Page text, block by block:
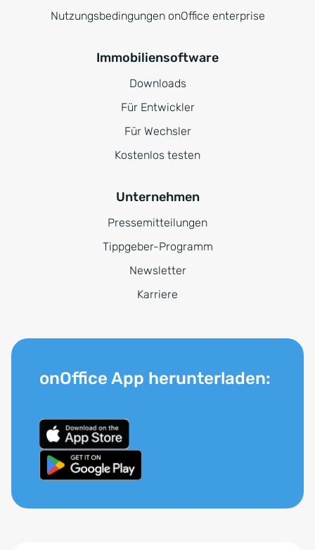
Nutzungsbedingungen onOffice enterprise
Immobiliensoftware
Downloads
Für Entwickler
Für Wechsler
Kostenlos testen
Unternehmen
Pressemitteilungen
Tippgeber-Programm
Newsletter
Karriere
onOffice App herunterladen: